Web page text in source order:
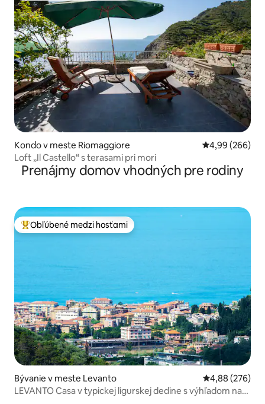
Kondo v meste Riomaggiore Priemerné
4,99 (266)
Loft „Il Castello“ s terasami pri mori
Prenájmy domov vhodných pre rodiny
Najobľúbenejšie medzi hosťami
Obľúbené medzi hosťami
Bývanie v meste Levanto Priemerné
4,88 (276)
LEVANTO Casa v typickej ligurskej dedine s výhľadom na